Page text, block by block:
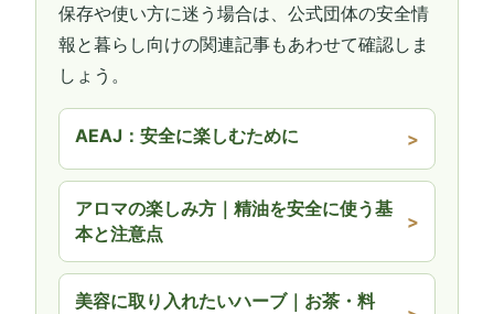
保存や使い方に迷う場合は、公式団体の安全情
報と暮らし向けの関連記事もあわせて確認しま
しょう。
AEAJ：安全に楽しむために
アロマの楽しみ方｜精油を安全に使う基
本と注意点
美容に取り入れたいハーブ｜お茶・料